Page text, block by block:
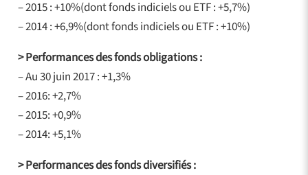
– 2015 : +10%(dont fonds indiciels ou ETF : +5,7%)
– 2014 : +6,9%(dont fonds indiciels ou ETF : +10%)
> Performances des fonds obligations :
– Au 30 juin 2017 : +1,3%
– 2016: +2,7%
– 2015: +0,9%
– 2014: +5,1%
> Performances des fonds diversifiés :